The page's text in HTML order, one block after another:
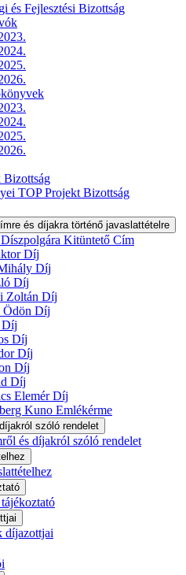
és Fejlesztési Bizottság
Bizottság
TOP Projekt Bizottság
és díjakra történő javaslattételre
Kitüntető Cím
Díj
Díj
Díj
Zoltán Díj
Ödön Díj
Díj
Díj
Díj
Díj
Díj
Elemér Díj
Kuno Emlékérme
szóló rendelet
és díjakról szóló rendelet
díjazottjai